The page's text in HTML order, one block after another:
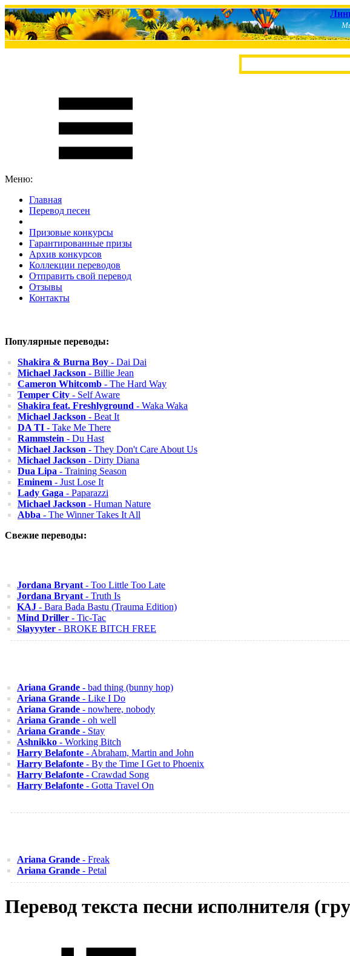
Меню:
Главная
Перевод песен
Призовые конкурсы
Гарантированные призы
Архив конкурсов
Коллекции переводов
Отправить свой перевод
Отзывы
Контакты
Популярные переводы:
Shakira & Burna Boy - Dai Dai
Michael Jackson - Billie Jean
Cameron Whitcomb - The Hard Way
Temper City - Self Aware
Shakira feat. Freshlyground - Waka Waka
Michael Jackson - Beat It
DA TI - Take Me There
Rammstein - Du Hast
Michael Jackson - They Don't Care About Us
Michael Jackson - Dirty Diana
Dua Lipa - Training Season
Eminem - Just Lose It
Lady Gaga - Paparazzi
Michael Jackson - Human Nature
Abba - The Winner Takes It All
Свежие переводы:
Jordana Bryant - Too Little Too Late
Jordana Bryant - Truth Is
KAJ - Bara Bada Bastu (Trauma Edition)
Mind Driller - Tic-Tac
Slayyyter - BROKE BITCH FREE
Ariana Grande - bad thing (bunny hop)
Ariana Grande - Like I Do
Ariana Grande - nowhere, nobody
Ariana Grande - oh well
Ariana Grande - Stay
Ashnikko - Working Bitch
Harry Belafonte - Abraham, Martin and John
Harry Belafonte - By the Time I Get to Phoenix
Harry Belafonte - Crawdad Song
Harry Belafonte - Gotta Travel On
Ariana Grande - Freak
Ariana Grande - Petal
Перевод текста песни исполнителя